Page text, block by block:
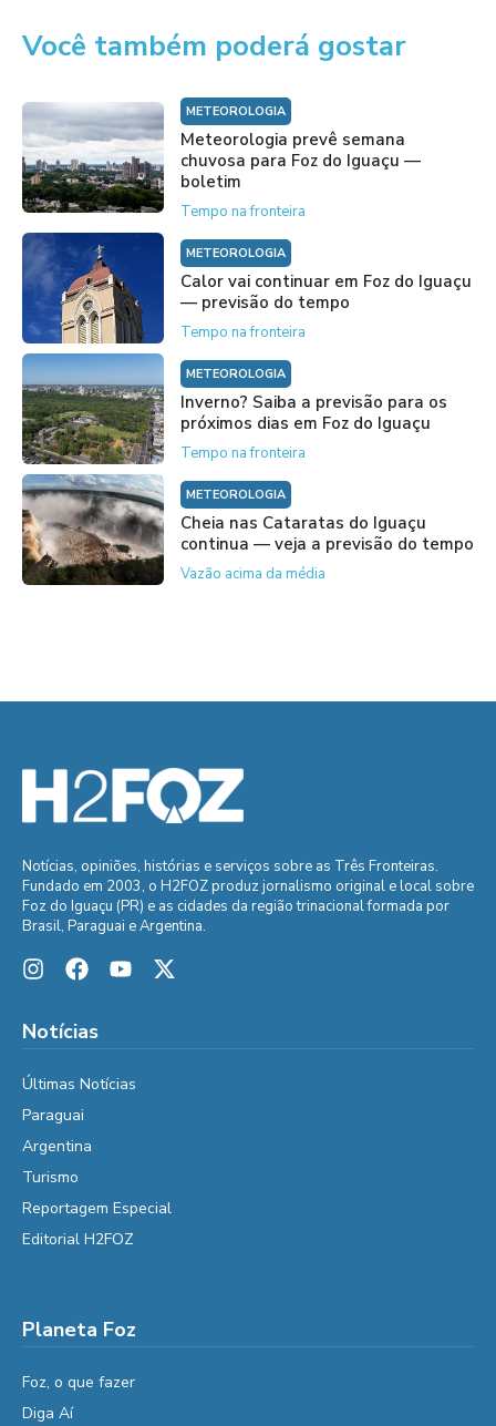
Você também poderá gostar
METEOROLOGIA
Meteorologia prevê semana
chuvosa para Foz do Iguaçu —
boletim
Tempo na fronteira
METEOROLOGIA
Calor vai continuar em Foz do Iguaçu
— previsão do tempo
Tempo na fronteira
METEOROLOGIA
Inverno? Saiba a previsão para os
próximos dias em Foz do Iguaçu
Tempo na fronteira
METEOROLOGIA
Cheia nas Cataratas do Iguaçu
continua — veja a previsão do tempo
Vazão acima da média
Notícias, opiniões, histórias e serviços sobre as Três Fronteiras.
Fundado em 2003, o H2FOZ produz jornalismo original e local sobre
Foz do Iguaçu (PR) e as cidades da região trinacional formada por
Brasil, Paraguai e Argentina.
Notícias
Últimas Notícias
Paraguai
Argentina
Turismo
Reportagem Especial
Editorial H2FOZ
Planeta Foz
Foz, o que fazer
Diga Aí